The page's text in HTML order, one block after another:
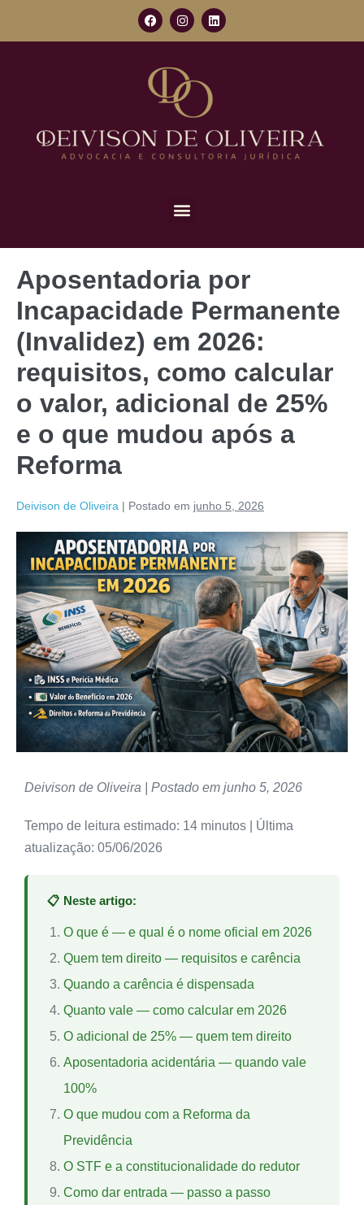
Aposentadoria por
Incapacidade Permanente
(Invalidez) em 2026:
requisitos, como calcular
o valor, adicional de 25%
e o que mudou após a
Reforma
Deivison de Oliveira | Postado em junho 5, 2026
Deivison de Oliveira | Postado em junho 5, 2026
Tempo de leitura estimado: 14 minutos | Última
atualização: 05/06/2026
📋 Neste artigo:
O que é — e qual é o nome oficial em 2026
Quem tem direito — requisitos e carência
Quando a carência é dispensada
Quanto vale — como calcular em 2026
O adicional de 25% — quem tem direito
Aposentadoria acidentária — quando vale
100%
O que mudou com a Reforma da
Previdência
O STF e a constitucionalidade do redutor
Como dar entrada — passo a passo